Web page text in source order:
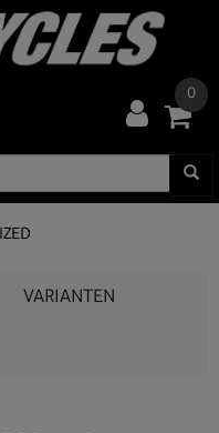
0
VARIANTEN